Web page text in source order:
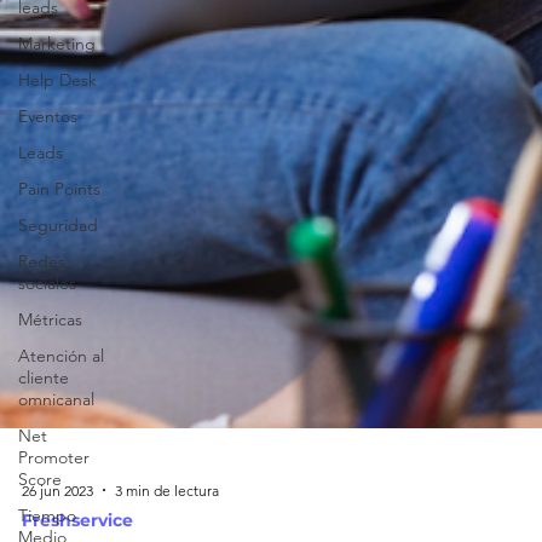
leads
Marketing
Help Desk
Eventos
Leads
Pain Points
Seguridad
Redes
sociales
Métricas
Atención al
cliente
omnicanal
Net
Promoter
Score
Tiempo
Medio